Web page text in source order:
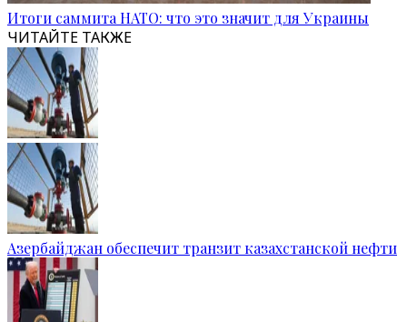
Итоги саммита НАТО: что это значит для Украины
ЧИТАЙТЕ ТАКЖЕ
Азербайджан обеспечит транзит казахстанской нефти